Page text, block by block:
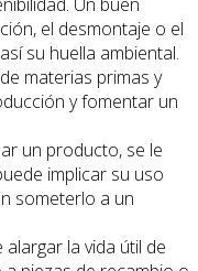
el desmontaje o el
su huella ambiental.
materias primas y
y fomentar un
un producto, se le
implicar su uso
someterlo a un
la vida útil de